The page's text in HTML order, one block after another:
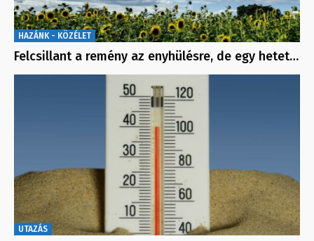
HAZÁNK - KÖZÉLET
Felcsillant a remény az enyhülésre, de egy hetet…
UTAZÁS